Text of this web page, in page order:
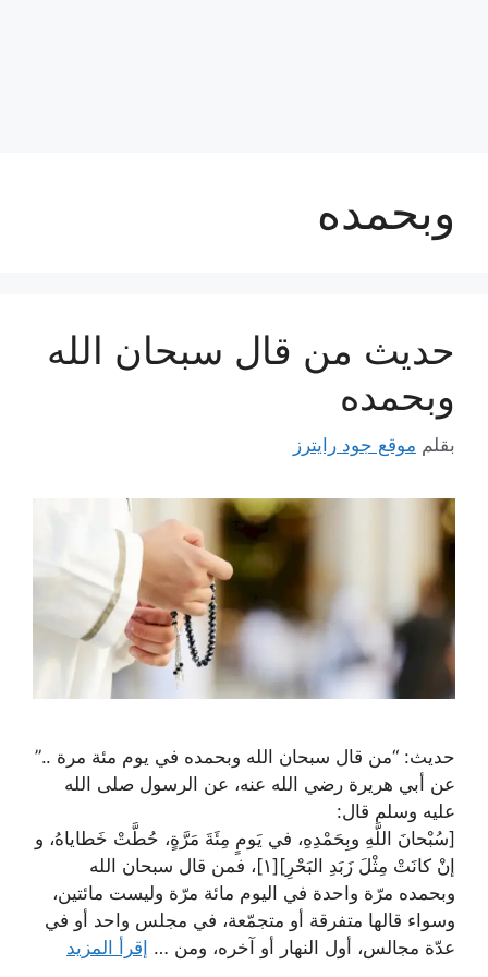
وبحمده
حديث من قال سبحان الله
وبحمده
بقلم موقع جود رايترز
حديث: “من قال سبحان الله وبحمده في يوم مئة مرة ..”
عن أبي هريرة رضي الله عنه، عن الرسول صلى الله
عليه وسلم قال:
[سُبْحانَ اللَّهِ وبِحَمْدِهِ، في يَومٍ مِئَةَ مَرَّةٍ، حُطَّتْ خَطاياهُ، و
إنْ كانَتْ مِثْلَ زَبَدِ البَحْرِ][١]، فمن قال سبحان الله
وبحمده مرّة واحدة في اليوم مائة مرّة وليست مائتين،
وسواء قالها متفرقة أو متجمّعة، في مجلس واحد أو في
عدّة مجالس، أول النهار أو آخره، ومن … إقرأ المزيد